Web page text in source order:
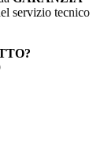
servizio tecnico